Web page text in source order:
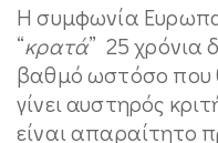
H συμφωνία
“κρατά” 25 χρόνια
βαθμό ωστόσο που
γίνει αυστηρός
είναι απαραίτητο